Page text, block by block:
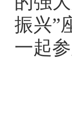
振兴”
一起